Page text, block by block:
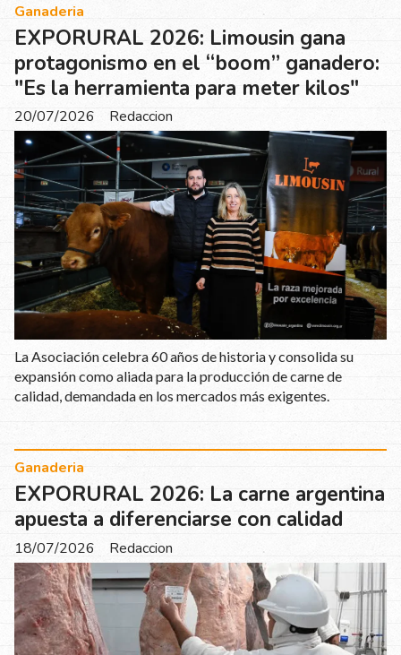
EXPORURAL 2026: Limousin gana
protagonismo en el “boom” ganadero:
"Es la herramienta para meter kilos"
Redaccion
Ganaderia
20/07/2026
La Asociación celebra 60 años de historia y consolida su
expansión como aliada para la producción de carne de
calidad, demandada en los mercados más exigentes.
EXPORURAL 2026: La carne argentina
apuesta a diferenciarse con calidad
Redaccion
Ganaderia
18/07/2026